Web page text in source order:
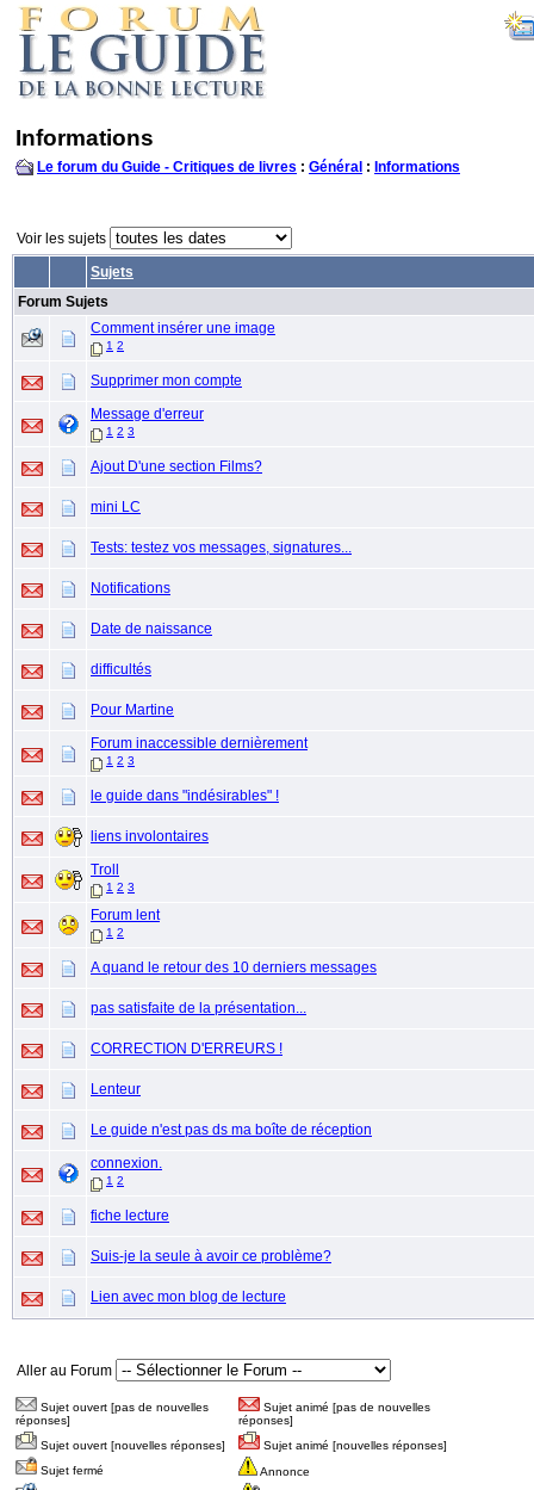
Informations
Le forum du Guide - Critiques de livres : Général : Informations
Voir les sujets
Sujets
Forum Sujets
Comment insérer une image
1 2
Supprimer mon compte
Message d'erreur
1 2 3
Ajout D'une section Films?
mini LC
Tests: testez vos messages, signatures...
Notifications
Date de naissance
difficultés
Pour Martine
Forum inaccessible dernièrement
1 2 3
le guide dans "indésirables" !
liens involontaires
Troll
1 2 3
Forum lent
1 2
A quand le retour des 10 derniers messages
pas satisfaite de la présentation...
CORRECTION D'ERREURS !
Lenteur
Le guide n'est pas ds ma boîte de réception
connexion.
1 2
fiche lecture
Suis-je la seule à avoir ce problème?
Lien avec mon blog de lecture
Aller au Forum
Sujet ouvert [pas de nouvelles
réponses]
Sujet animé [pas de nouvelles
réponses]
Sujet ouvert [nouvelles réponses]
Sujet animé [nouvelles réponses]
Sujet fermé
Annonce